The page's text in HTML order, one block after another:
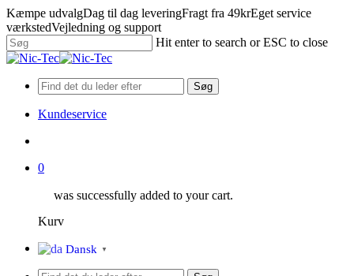
Skip
to
main
content
Kæmpe udvalgDag til dag leveringFragt fra 49krEget service
værkstedVejledning og support
Hit enter to search or ESC to close
Close
Søg
Kundeservice
0
was successfully added to your cart.
Kurv
Menu
Dansk ▼